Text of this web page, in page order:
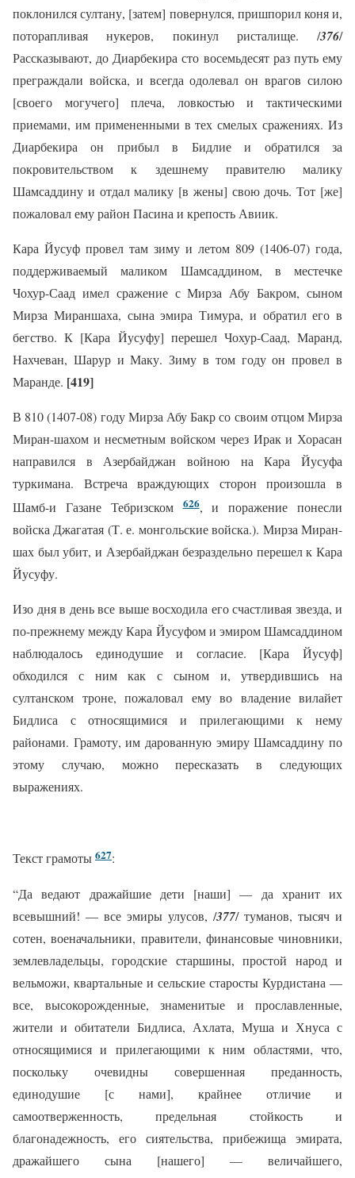
поклонился султану, [затем] повернулся, пришпорил коня и,
поторапливая нукеров, покинул ристалище. /376/
Рассказывают, до Диарбекира сто восемьдесят раз путь ему
преграждали войска, и всегда одолевал он врагов силою
[своего могучего] плеча, ловкостью и тактическими
приемами, им примененными в тех смелых сражениях. Из
Диарбекира он прибыл в Бидлие и обратился за
покровительством к здешнему правителю малику
Шамсаддину и отдал малику [в жены] свою дочь. Тот [же]
пожаловал ему район Пасина и крепость Авиик.
Кара Йусуф провел там зиму и летом 809 (1406-07) года,
поддерживаемый маликом Шамсаддином, в местечке
Чохур-Саад имел сражение с Мирза Абу Бакром, сыном
Мирза Мираншаха, сына эмира Тимура, и обратил его в
бегство. К [Кара Йусуфу] перешел Чохур-Саад, Маранд,
Нахчеван, Шарур и Маку. Зиму в том году он провел в
Маранде. [419]
В 810 (1407-08) году Мирза Абу Бакр со своим отцом Мирза
Миран-шахом и несметным войском через Ирак и Хорасан
направился в Азербайджан войною на Кара Йусуфа
туркимана. Встреча враждующих сторон произошла в
Шамб-и Газане Тебризском626, и поражение понесли
войска Джагатая (Т. е. монгольские войска.). Мирза Миран-
шах был убит, и Азербайджан безраздельно перешел к Кара
Йусуфу.
Изо дня в день все выше восходила его счастливая звезда, и
по-прежнему между Кара Йусуфом и эмиром Шамсаддином
наблюдалось единодушие и согласие. [Кара Йусуф]
обходился с ним как с сыном и, утвердившись на
султанском троне, пожаловал ему во владение вилайет
Бидлиса с относящимися и прилегающими к нему
районами. Грамоту, им дарованную эмиру Шамсаддину по
этому случаю, можно пересказать в следующих
выражениях.
Текст грамоты 627:
“Да ведают дражайшие дети [наши] — да хранит их
всевышний! — все эмиры улусов, /377/ туманов, тысяч и
сотен, военачальники, правители, финансовые чиновники,
землевладельцы, городские старшины, простой народ и
вельможи, квартальные и сельские старосты Курдистана —
все, высокорожденные, знаменитые и прославленные,
жители и обитатели Бидлиса, Ахлата, Муша и Хнуса с
относящимися и прилегающими к ним областями, что,
поскольку очевидны совершенная преданность,
единодушие [с нами], крайнее отличие и
самоотверженность, предельная стойкость и
благонадежность, его сиятельства, прибежища эмирата,
дражайшего сына [нашего] — величайшего,